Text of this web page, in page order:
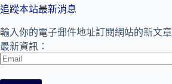
追蹤本站最新消息
輸入你的電子郵件地址訂閱網站的新文
最新資訊：
Email